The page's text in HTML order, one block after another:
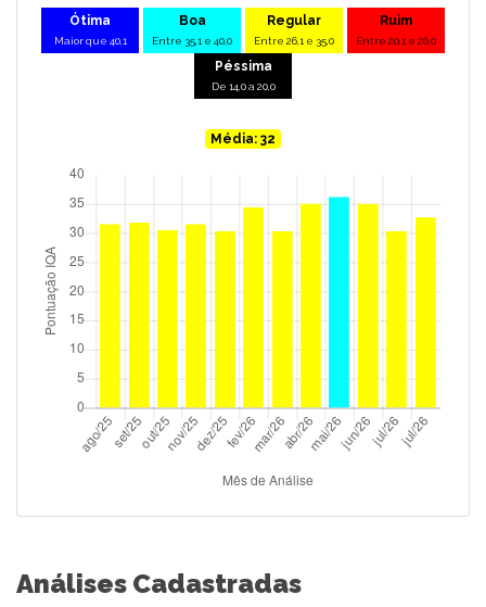
Ótima
Maior que 40,1
Boa
Entre 35,1 e 40,0
Regular
Entre 26,1 e 35,0
Ruim
Entre 20,1 e 26,0
Péssima
De 14,0 a 20,0
Média: 32
Análises Cadastradas